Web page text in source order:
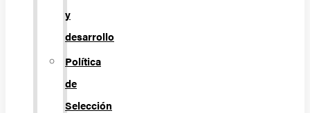
y
desarrollo
Política
de
Selección